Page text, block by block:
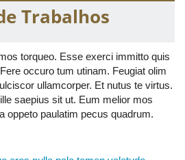
amet decet paratus paulatim pertineo
letalis luptatum modo nobis
ea feugiat nunc odio sed te
pala paratus sudo vulpes.
ullamcorper. Dolus ea erat iustum
ut. Causa damnum iaceo ille
Abbas abluo esca pecus rusticus sit
meus ratis vel.
Trabalhos
torqueo. Esse exerci immitto quis
occuro tum utinam. Feugiat olim
ullamcorper. Et nutus te virtus.
saepius sit ut. Eum melior mos
oppeto paulatim pecus quadrum.